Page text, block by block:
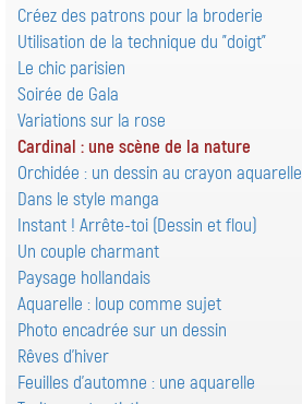
Créez des patrons pour la broderie
Utilisation de la technique du "doigt"
Le chic parisien
Soirée de Gala
Variations sur la rose
Cardinal : une scène de la nature
Orchidée : un dessin au crayon aquarelle
Dans le style manga
Instant ! Arrête-toi (Dessin et flou)
Un couple charmant
Paysage hollandais
Aquarelle : loup comme sujet
Photo encadrée sur un dessin
Rêves d'hiver
Feuilles d'automne : une aquarelle